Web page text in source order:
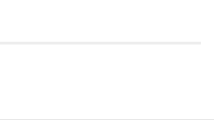
umowę na wykonanie dokumentacji
ulicy Dołuszyckiej